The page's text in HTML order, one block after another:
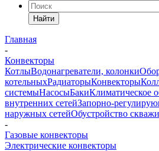
Найти
Главная
-
Конвекторы
КотлыВодонагреватели, колонки
котельныхРадиаторыКонвекторы
системыНасосыБакиКлиматическое
внутренних сетейЗапорно-
наружных сетейОбустройство
-
Газовые конвекторы
Электрические конвекторы